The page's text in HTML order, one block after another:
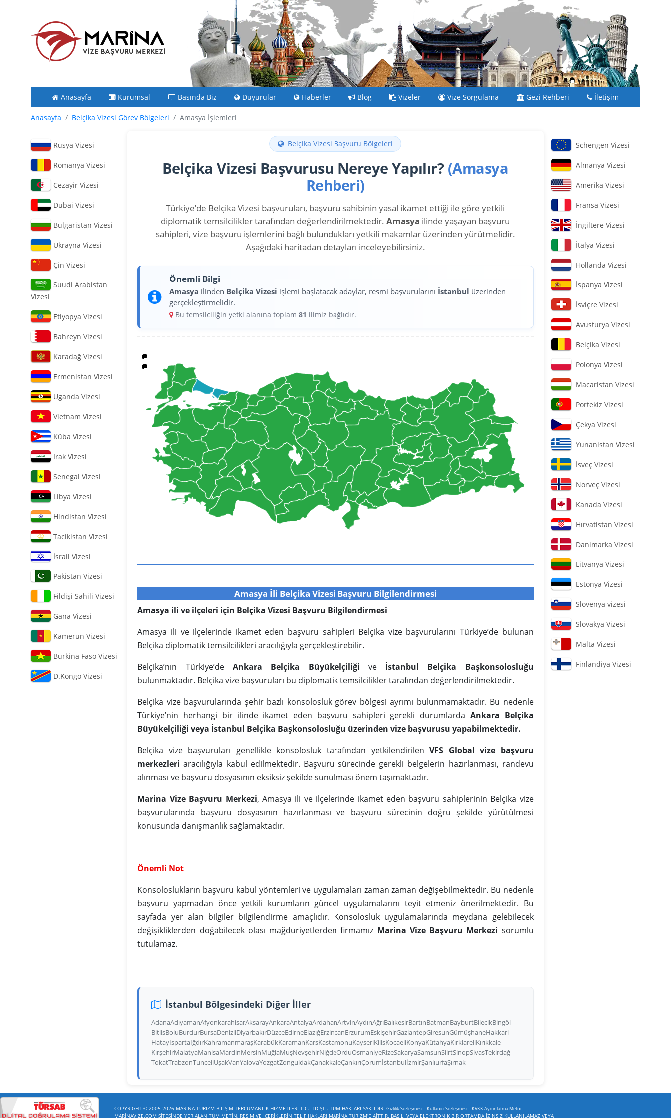
Anasayfa Kurumsal Basında Biz Duyurular Haberler Blog Vizeler Vize Sorgulama Gezi Rehberi İletişim
Anasayfa Belçika Vizesi Görev Bölgeleri Amasya İşlemleri
Rusya Vizesi
Romanya Vizesi
Cezayir Vizesi
Dubai Vizesi
Bulgaristan Vizesi
Ukrayna Vizesi
Çin Vizesi
Suudi Arabistan
Vizesi
Etiyopya Vizesi
Bahreyn Vizesi
Karadağ Vizesi
Ermenistan Vizesi
Uganda Vizesi
Vietnam Vizesi
Küba Vizesi
Irak Vizesi
Senegal Vizesi
Libya Vizesi
Hindistan Vizesi
Tacikistan Vizesi
İsrail Vizesi
Pakistan Vizesi
Fildişi Sahili Vizesi
Gana Vizesi
Kamerun Vizesi
Burkina Faso Vizesi
D.Kongo Vizesi
Belçika Vizesi Başvuru Bölgeleri
Belçika Vizesi Başvurusu Nereye Yapılır? (Amasya
Rehberi)
Türkiye’de Belçika Vizesi başvuruları, başvuru sahibinin yasal ikamet ettiği ile göre yetkili
diplomatik temsilcilikler tarafından değerlendirilmektedir.Amasya ilinde yaşayan başvuru
sahipleri, vize başvuru işlemlerini bağlı bulundukları yetkili makamlar üzerinden yürütmelidir.
Aşağıdaki haritadan detayları inceleyebilirsiniz.
Önemli Bilgi
Amasya ilinden Belçika Vizesi işlemi başlatacak adaylar, resmi başvurularını İstanbul üzerinden
gerçekleştirmelidir.
Bu temsilciliğin yetki alanına toplam81 ilimiz bağlıdır.
+
−
Amasya İli Belçika Vizesi Başvuru Bilgilendirmesi
Amasya ili ve ilçeleri için Belçika Vizesi Başvuru Bilgilendirmesi
Amasya ili ve ilçelerinde ikamet eden başvuru sahipleri Belçika vize başvurularını Türkiye’de bulunan
Belçika diplomatik temsilcilikleri aracılığıyla gerçekleştirebilir.
Belçika’nın Türkiye’de Ankara Belçika Büyükelçiliği ve İstanbul Belçika Başkonsolosluğu
bulunmaktadır. Belçika vize başvuruları bu diplomatik temsilcilikler tarafından değerlendirilmektedir.
Belçika vize başvurularında şehir bazlı konsolosluk görev bölgesi ayrımı bulunmamaktadır. Bu nedenle
Türkiye’nin herhangi bir ilinde ikamet eden başvuru sahipleri gerekli durumlarda Ankara Belçika
Büyükelçiliği veya İstanbul Belçika Başkonsolosluğu üzerinden vize başvurusu yapabilmektedir.
Belçika vize başvuruları genellikle konsolosluk tarafından yetkilendirilenVFS Global vize başvuru
merkezleri aracılığıyla kabul edilmektedir. Başvuru sürecinde gerekli belgelerin hazırlanması, randevu
alınması ve başvuru dosyasının eksiksiz şekilde sunulması önem taşımaktadır.
Marina Vize Başvuru Merkezi, Amasya ili ve ilçelerinde ikamet eden başvuru sahiplerinin Belçika vize
başvurularında başvuru dosyasının hazırlanması ve başvuru sürecinin doğru şekilde yürütülmesi
konusunda danışmanlık sağlamaktadır.
Önemli Not
Konsoloslukların başvuru kabul yöntemleri ve uygulamaları zaman zaman değişebilmektedir. Bu nedenle
başvuru yapmadan önce yetkili kurumların güncel uygulamalarını teyit etmeniz önerilmektedir. Bu
sayfada yer alan bilgiler bilgilendirme amaçlıdır. Konsolosluk uygulamalarında meydana gelebilecek
değişikliklerden doğabilecek olası mağduriyetlerden firmamız Marina Vize Başvuru Merkezi sorumlu
tutulamaz.
İstanbul Bölgesindeki Diğer İller
AdanaAdıyamanAfyonkarahisarAksarayAnkaraAntalyaArdahanArtvinAydınAğrıBalıkesirBartınBatmanBayburtBilecikBingöl
BitlisBoluBurdurBursaDenizliDiyarbakırDüzceEdirneElazığErzincanErzurumEskişehirGaziantepGiresunGümüşhaneHakkari
HatayIspartaIğdırKahramanmaraşKarabükKaramanKarsKastamonuKayseriKilisKocaeliKonyaKütahyaKırklareliKırıkkale
KırşehirMalatyaManisaMardinMersinMuğlaMuşNevşehirNiğdeOrduOsmaniyeRizeSakaryaSamsunSiirtSinopSivasTekirdağ
TokatTrabzonTunceliUşakVanYalovaYozgatZonguldakÇanakkaleÇankırıÇorumİstanbulİzmirŞanlıurfaŞırnak
Schengen Vizesi
Almanya Vizesi
Amerika Vizesi
Fransa Vizesi
İngiltere Vizesi
İtalya Vizesi
Hollanda Vizesi
İspanya Vizesi
İsviçre Vizesi
Avusturya Vizesi
Belçika Vizesi
Polonya Vizesi
Macaristan Vizesi
Portekiz Vizesi
Çekya Vizesi
Yunanistan Vizesi
İsveç Vizesi
Norveç Vizesi
Kanada Vizesi
Hırvatistan Vizesi
Danimarka Vizesi
Litvanya Vizesi
Estonya Vizesi
Slovenya vizesi
Slovakya Vizesi
Malta Vizesi
Finlandiya Vizesi
COPYRİGHT © 2005-2026 MARİNA TURİZM BİLİŞİM TERCÜMANLIK HİZMETLERİ TİC.LTD.ŞTİ. TÜM HAKLARI SAKLIDIR. Gizlilik Sözleşmesi - Kullanıcı Sözleşmesi - KVKK Aydınlatma Metni
MARİNAVİZE.COM SİTESİNDE YER ALAN TÜM METİN, RESİM VE İÇERİKLERİN TELİF HAKLARI MARİNA TURİZM'E AİTTİR. BASILI VEYA ELEKTRONİK BİR ORTAMDA İZİNSİZ KULLANILAMAZ VEYA